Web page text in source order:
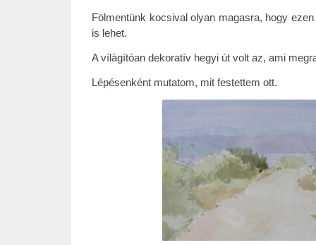
Fölmentünk kocsival olyan magasra, hogy
is lehet.
A vílágítóan dekoratív hegyi út volt az, ami
Lépésenként mutatom, mit festettem ott.